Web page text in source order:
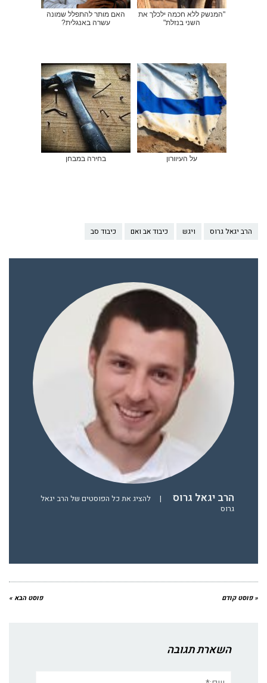
"המנשק ללא חכמה ילכלך את
השני בנזלת"
האם מותר להתפלל שמונה
עשרה באנגלית?
על העיוורון בחירה במבחן
הרב יגאל גרוס ויגש כיבוד אב ואם כיבוד סב
הרב יגאל גרוס |
להציג את כל הפוסטים של הרב יגאל
גרוס
« פוסט קודם פוסט הבא »
השארת תגובה